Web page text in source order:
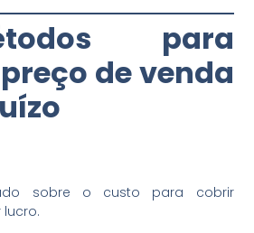
para
de venda
sobre o custo para cobrir